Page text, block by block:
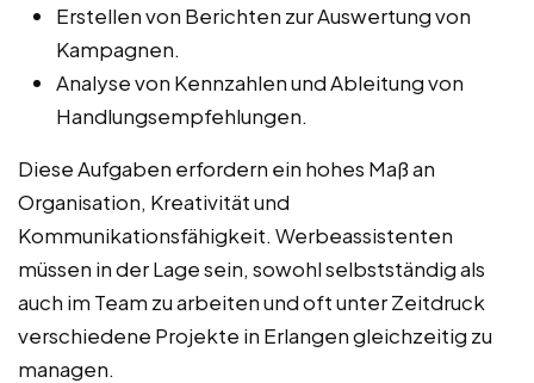
Erstellen von Berichten zur Auswertung von
Kampagnen.
Analyse von Kennzahlen und Ableitung von
Handlungsempfehlungen.
Diese Aufgaben erfordern ein hohes Maß an
Organisation, Kreativität und
Kommunikationsfähigkeit. Werbeassistenten
müssen in der Lage sein, sowohl selbstständig als
auch im Team zu arbeiten und oft unter Zeitdruck
verschiedene Projekte in Erlangen gleichzeitig zu
managen.